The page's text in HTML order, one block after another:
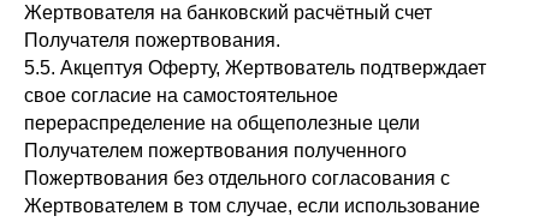
Жертвователя на банковский расчётный счет
Получателя пожертвования.
5.5. Акцептуя Оферту, Жертвователь подтверждает
свое согласие на самостоятельное
перераспределение на общеполезные цели
Получателем пожертвования полученного
Пожертвования без отдельного согласования с
Жертвователем в том случае, если использование